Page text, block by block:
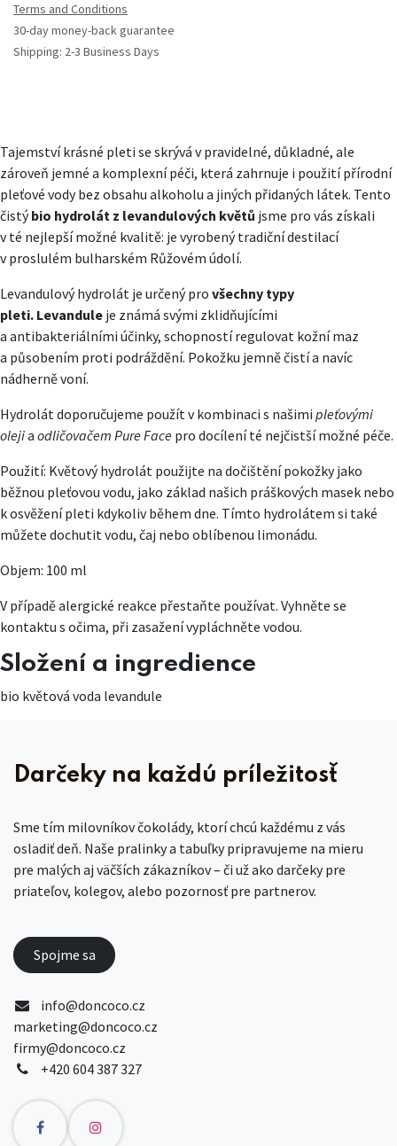
Terms and Conditions
30-day money-back guarantee
Shipping: 2-3 Business Days
Tajemství krásné pleti se skrývá v pravidelné, důkladné, ale
zároveň jemné a komplexní péči, která zahrnuje i použití přírodní
pleťové vody bez obsahu alkoholu a jiných přidaných látek. Tento
čistýbio hydrolát z levandulových květů jsme pro vás získali
v té nejlepší možné kvalitě: je vyrobený tradiční destilací
v proslulém bulharském Růžovém údolí.
Levandulový hydrolát je určený pro všechny typy
pleti. Levandule je známá svými zklidňujícími
a antibakteriálními účinky, schopností regulovat kožní maz
a působením proti podráždění. Pokožku jemně čistí a navíc
nádherně voní.
Hydrolát doporučujeme použít v kombinaci s našimi pleťovými
olejia odličovačem Pure Face pro docílení té nejčistší možné péče.
Použití: Květový hydrolát použijte na dočištění pokožky jako
běžnou pleťovou vodu, jako základ našich práškových masek nebo
k osvěžení pleti kdykoliv během dne. Tímto hydrolátem si také
můžete dochutit vodu, čaj nebo oblíbenou limonádu.
Objem: 100 ml
V případě alergické reakce přestaňte používat. Vyhněte se
kontaktu s očima, při zasažení vypláchněte vodou.
Složení a ingredience
bio květová voda levandule
Darčeky na každú príležitosť
Sme tím milovníkov čokolády, ktorí chcú každému z vás
osladiť deň. Naše pralinky a tabuľky pripravujeme na mieru
pre malých aj väčších zákazníkov – či už ako darčeky pre
priateľov, kolegov, alebo pozornosť pre partnerov.
Spojme sa
info@doncoco.cz
marketing@doncoco.cz
firmy@doncoco.cz
+420 604 387 327